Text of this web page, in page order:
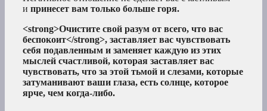
и принесет вам только больше горя.
<strong>Очистите свой разум от всего, что вас
беспокоит</strong>, заставляет вас чувствовать
себя подавленным и заменяет каждую из этих
мыслей счастливой, которая заставляет вас
чувствовать, что за этой тьмой и слезами, которые
затуманивают ваши глаза, есть солнце, которое
ярче, чем когда-либо.